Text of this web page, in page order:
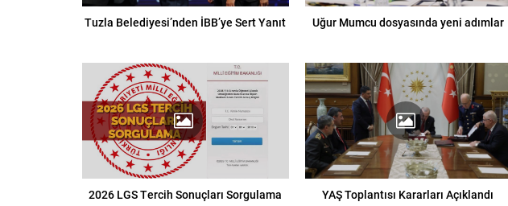
Tuzla Belediyesi’nden İBB’ye Sert Yanıt Uğur Mumcu dosyasında yeni adımlar
2026 LGS Tercih Sonuçları Sorgulama YAŞ Toplantısı Kararları Açıklandı